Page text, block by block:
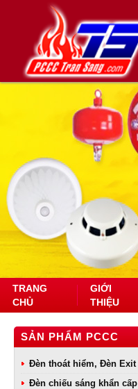
TRANG
CHỦ
GIỚI
THIỆU
SẢN PHẨM PCCC
Đèn thoát hiểm, Đèn Exit
Đèn chiếu sáng khẩn cấp